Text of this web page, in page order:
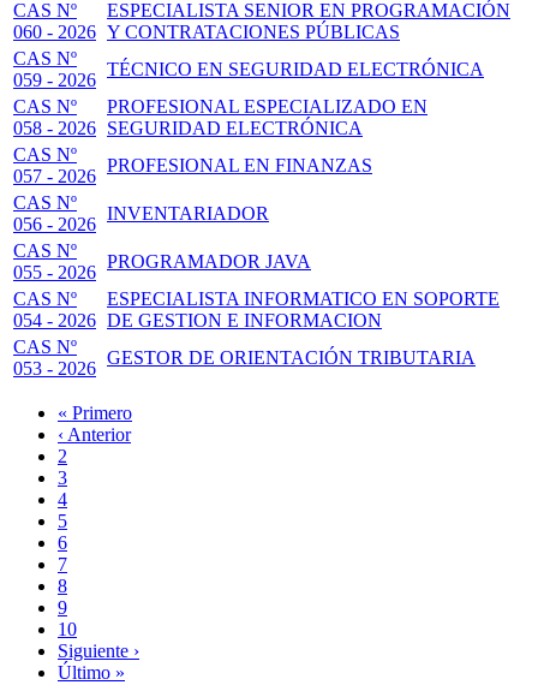
CAS Nº
060 - 2026
ESPECIALISTA SENIOR EN PROGRAMACIÓN
Y CONTRATACIONES PÚBLICAS
CAS Nº
059 - 2026
TÉCNICO EN SEGURIDAD ELECTRÓNICA
CAS Nº
058 - 2026
PROFESIONAL ESPECIALIZADO EN
SEGURIDAD ELECTRÓNICA
CAS Nº
057 - 2026
PROFESIONAL EN FINANZAS
CAS Nº
056 - 2026
INVENTARIADOR
CAS Nº
055 - 2026
PROGRAMADOR JAVA
CAS Nº
054 - 2026
ESPECIALISTA INFORMATICO EN SOPORTE
DE GESTION E INFORMACION
CAS Nº
053 - 2026
GESTOR DE ORIENTACIÓN TRIBUTARIA
Paginación
Primera
página
« Primero
Página
anterior
‹ Anterior
Page
2
Page
3
Page
4
Page
5
Página
actual
6
Page
7
Page
8
Page
9
Page
10
Siguiente
página
Siguiente ›
Última
Último »